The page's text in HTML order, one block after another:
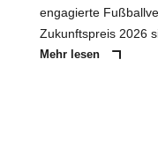
engagierte
Zukunftspreis 2026
Mehr lesen